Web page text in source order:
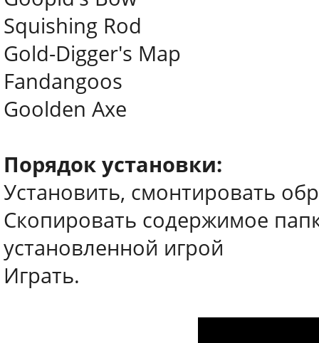
Squishing Rod
Gold-Digger's Map
Fandangoos
Goolden Axe
Порядок установки:
Установить, смонтировать
Скопировать содержимое
установленной игрой
Играть.